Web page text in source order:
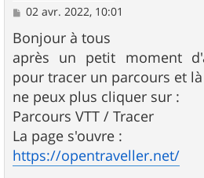
M
s
s
a
g
e
02 avr. 2022, 10:01
Bonjour à tous
après un petit moment
pour tracer un parcours et
ne peux plus cliquer sur :
Parcours VTT / Tracer
La page s'ouvre :
https://opentraveller.net/